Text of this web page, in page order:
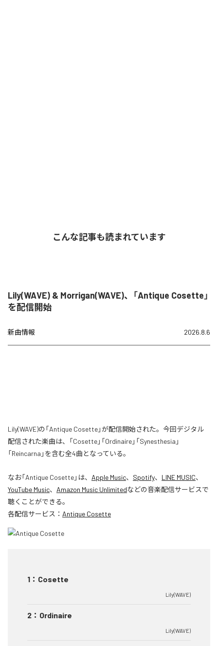
こんな記事も読まれています
Lily(WAVE) & Morrigan(WAVE)、「Antique Cosette」
を配信開始
新曲情報 2026.8.6
Lily(WAVE)の「Antique Cosette」が配信開始された。今回デジタル
配信された楽曲は、「Cosette」「Ordinaire」「Synesthesia」
「Reincarna」を含む全4曲となっている。
なお「Antique Cosette」は、 Apple Music、 Spotify、 LINE MUSIC、
YouTube Music、 Amazon Music Unlimitedなどの音楽配信サービスで
聴くことができる。
各配信サービス： Antique Cosette
1 ： Cosette
Lily(WAVE)
2 ： Ordinaire
Lily(WAVE)